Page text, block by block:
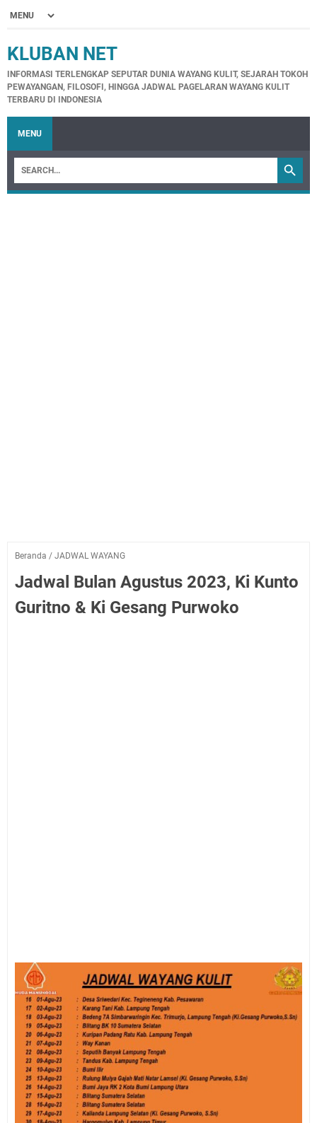
KLUBAN NET
INFORMASI TERLENGKAP SEPUTAR DUNIA WAYANG KULIT, SEJARAH TOKOH
PEWAYANGAN, FILOSOFI, HINGGA JADWAL PAGELARAN WAYANG KULIT
TERBARU DI INDONESIA
MENU
Beranda / JADWAL WAYANG
Jadwal Bulan Agustus 2023, Ki Kunto
Guritno & Ki Gesang Purwoko